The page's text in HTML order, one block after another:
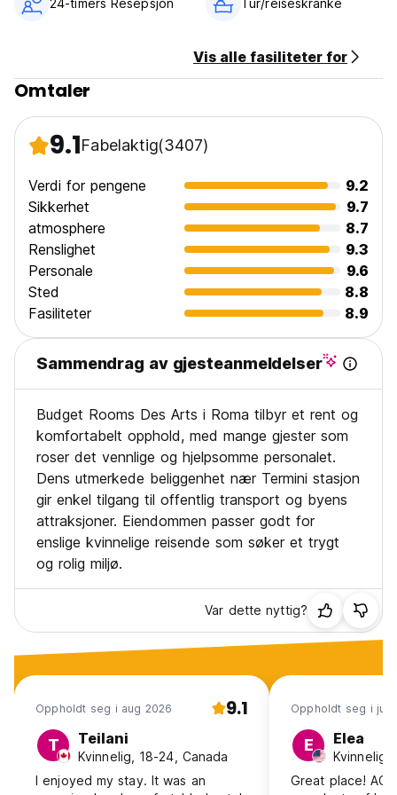
24-timers Resepsjon Tur/reiseskranke
Vis alle fasiliteter for
Omtaler
9.1Fabelaktig(3407)
Verdi for pengene
9.2
Sikkerhet
9.7
atmosphere
8.7
Renslighet
9.3
Personale
9.6
Sted
8.8
Fasiliteter
8.9
Sammendrag av gjesteanmeldelser
Budget Rooms Des Arts i Roma tilbyr et rent og
komfortabelt opphold, med mange gjester som
roser det vennlige og hjelpsomme personalet.
Dens utmerkede beliggenhet nær Termini stasjon
gir enkel tilgang til offentlig transport og byens
attraksjoner. Eiendommen passer godt for
enslige kvinnelige reisende som søker et trygt
og rolig miljø.
Var dette nyttig?
Oppholdt seg i aug 2026 9.1
T Teilani
Kvinnelig, 18-24, Canada
I enjoyed my stay. It was an
Oppholdt seg i jul
E Elea
Kvinnelig,
Great place! AC